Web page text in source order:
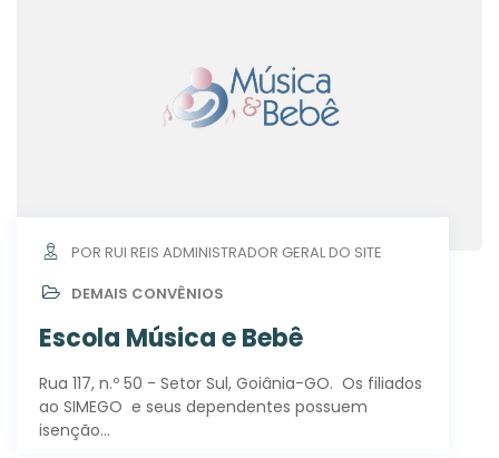
POR RUI REIS ADMINISTRADOR GERAL DO SITE
DEMAIS CONVÊNIOS
Escola Música e Bebê
Rua 117, n.º 50 - Setor Sul, Goiânia-GO. Os filiados
ao SIMEGO e seus dependentes possuem
isenção…